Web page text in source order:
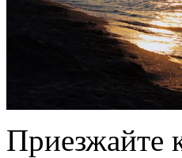
Приезжайте